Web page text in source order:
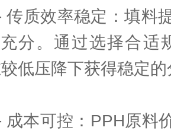
效率稳定：填料提
分。通过选择合适
低压降下获得稳定
可控：PPH原料